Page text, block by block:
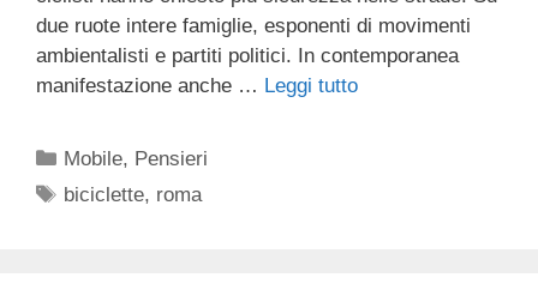
due ruote intere famiglie, esponenti di movimenti
ambientalisti e partiti politici. In contemporanea
manifestazione anche … Leggi tutto
Categorie
Mobile, Pensieri
Tag
biciclette, roma